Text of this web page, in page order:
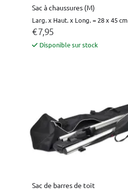
Sac à chaussures (M)
Larg. x Haut. x Long. = 28 x 45 cm
€ 7,95
Disponible sur stock
Sac de barres de toit